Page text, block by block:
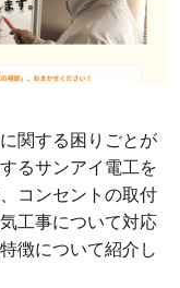
関する困りごとが
るサンアイ電工を
コンセントの取付
工事について対応
徴について紹介し